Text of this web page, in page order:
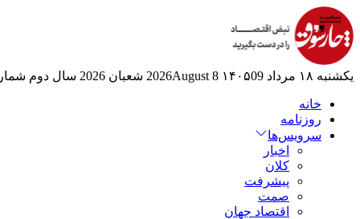
یکشنبه ۱۸ مرداد ۱۴۰۵ 09 2026August 8 شعبان 2026 سال دوم شماره
خانه
روزنامه
سرویس‌ها
اخبار
کلان
پیشرفت
صمت
اقتصاد جهان